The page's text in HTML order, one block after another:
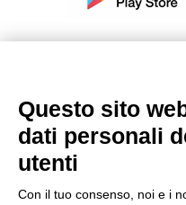
Modello
Questo sito
dati personali
utenti
Con il tuo consenso, noi e i